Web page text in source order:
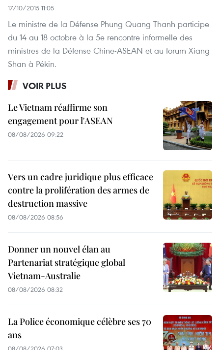
17/10/2015 11:05
Le ministre de la Défense Phung Quang Thanh participe
du 14 au 18 octobre à la 5e rencontre informelle des
ministres de la Défense Chine-ASEAN et au forum Xiang
Shan à Pékin.
VOIR PLUS
Le Vietnam réaffirme son
engagement pour l'ASEAN
08/08/2026 09:22
Vers un cadre juridique plus efficace
contre la prolifération des armes de
destruction massive
08/08/2026 08:56
Donner un nouvel élan au
Partenariat stratégique global
Vietnam-Australie
08/08/2026 08:32
La Police économique célèbre ses 70
ans